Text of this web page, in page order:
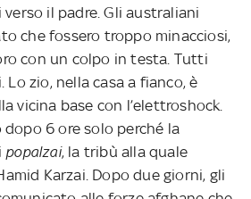
il padre. Gli australiani
che fossero troppo minacciosi,
con un colpo in testa. Tutti
zio, nella casa a fianco, è
vicina base con l’elettroshock.
6 ore solo perché la
popalzai, la tribù alla quale
Karzai. Dopo due giorni, gli